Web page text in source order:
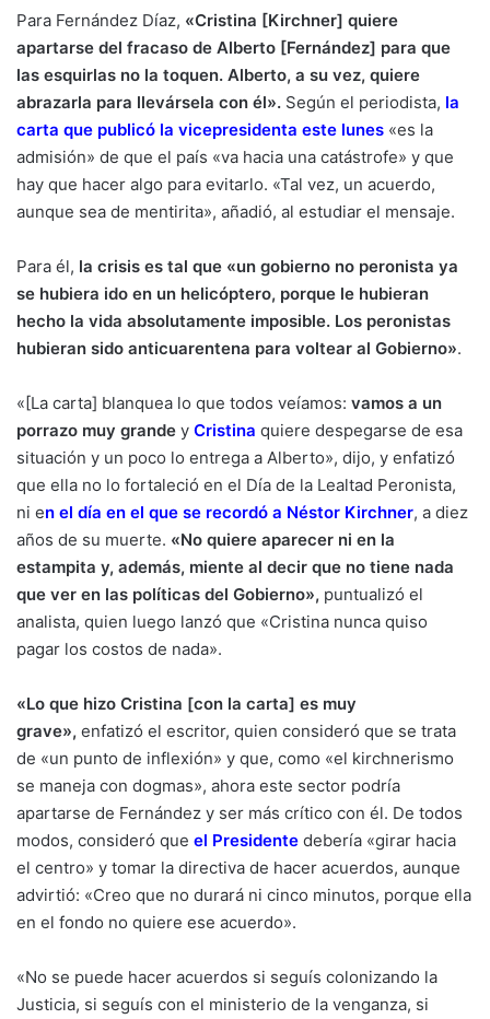
Para Fernández Díaz, «Cristina [Kirchner] quiere
apartarse del fracaso de Alberto [Fernández] para que
las esquirlas no la toquen. Alberto, a su vez, quiere
abrazarla para llevársela con él». Según el periodista, la
carta que publicó la vicepresidenta este lunes «es la
admisión» de que el país «va hacia una catástrofe» y que
hay que hacer algo para evitarlo. «Tal vez, un acuerdo,
aunque sea de mentirita», añadió, al estudiar el mensaje.
Para él, la crisis es tal que «un gobierno no peronista ya
se hubiera ido en un helicóptero, porque le hubieran
hecho la vida absolutamente imposible. Los peronistas
hubieran sido anticuarentena para voltear al Gobierno».
«[La carta] blanquea lo que todos veíamos: vamos a un
porrazo muy grande y Cristina quiere despegarse de esa
situación y un poco lo entrega a Alberto», dijo, y enfatizó
que ella no lo fortaleció en el Día de la Lealtad Peronista,
ni en el día en el que se recordó a Néstor Kirchner, a diez
años de su muerte. «No quiere aparecer ni en la
estampita y, además, miente al decir que no tiene nada
que ver en las políticas del Gobierno», puntualizó el
analista, quien luego lanzó que «Cristina nunca quiso
pagar los costos de nada».
«Lo que hizo Cristina [con la carta] es muy
grave», enfatizó el escritor, quien consideró que se trata
de «un punto de inflexión» y que, como «el kirchnerismo
se maneja con dogmas», ahora este sector podría
apartarse de Fernández y ser más crítico con él. De todos
modos, consideró que el Presidente debería «girar hacia
el centro» y tomar la directiva de hacer acuerdos, aunque
advirtió: «Creo que no durará ni cinco minutos, porque ella
en el fondo no quiere ese acuerdo».
«No se puede hacer acuerdos si seguís colonizando la
Justicia, si seguís con el ministerio de la venganza, si